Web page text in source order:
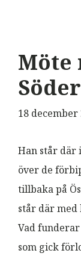
Möte
18 december
Han står där
över de
tillbaka på
står där med
Vad
som gick